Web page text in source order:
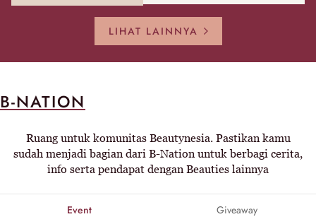
LIHAT LAINNYA
B-NATION
Ruang untuk komunitas Beautynesia. Pastikan kamu
sudah menjadi bagian dari B-Nation untuk berbagi cerita,
info serta pendapat dengan Beauties lainnya
Event Giveaway